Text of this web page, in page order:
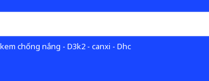
chống nắng - D3k2 - canxi - Dhc